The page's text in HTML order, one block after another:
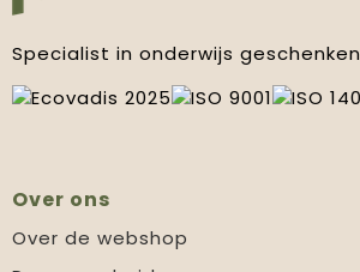
Specialist in onderwijs geschenken
Over ons
Over de webshop